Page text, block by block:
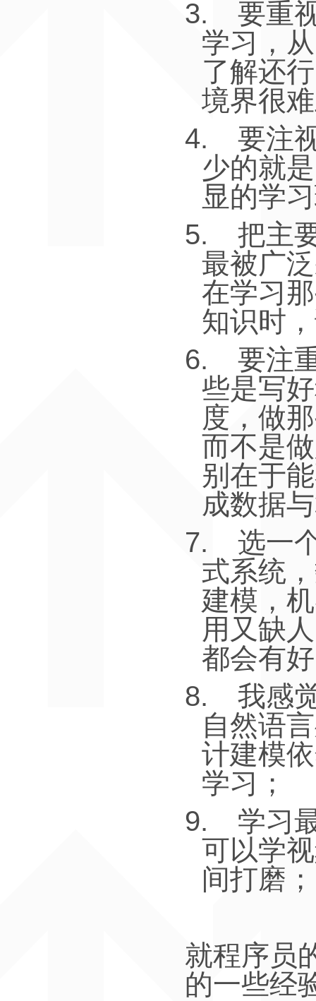
3.
要重
学习，
了解还
境界很
4.
要注
少的就
显的学
5.
把主
最被广
在学习
知识时
6.
要注
些是写
度，做
而不是
别在于
成数据
7.
选一
式系统
建模，
用又缺
都会有
8.
我感
自然语
计建模
学习；
9.
学习
可以学
间打磨；
就程序员
的一些经